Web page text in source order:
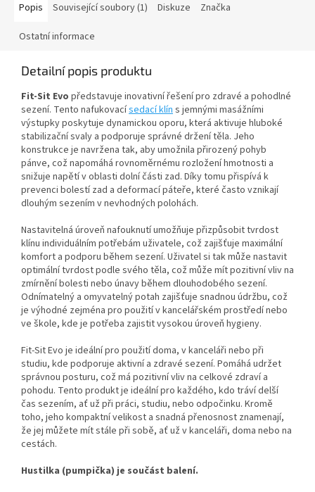
Popis Související soubory (1) Diskuze Značka
Ostatní informace
Detailní popis produktu
Fit-Sit Evo představuje inovativní řešení pro zdravé a pohodlné
sezení. Tento nafukovacísedací klíns jemnými masážními
výstupky poskytuje dynamickou oporu, která aktivuje hluboké
stabilizační svaly a podporuje správné držení těla. Jeho
konstrukce je navržena tak, aby umožnila přirozený pohyb
pánve, což napomáhá rovnoměrnému rozložení hmotnosti a
snižuje napětí v oblasti dolní části zad. Díky tomu přispívá k
prevenci bolestí zad a deformací páteře, které často vznikají
dlouhým sezením v nevhodných polohách.
Nastavitelná úroveň nafouknutí umožňuje přizpůsobit tvrdost
klínu individuálním potřebám uživatele, což zajišťuje maximální
komfort a podporu během sezení. Uživatel si tak může nastavit
optimální tvrdost podle svého těla, což může mít pozitivní vliv na
zmírnění bolesti nebo únavy během dlouhodobého sezení.
Odnímatelný a omyvatelný potah zajišťuje snadnou údržbu, což
je výhodné zejména pro použití v kancelářském prostředí nebo
ve škole, kde je potřeba zajistit vysokou úroveň hygieny.
Fit-Sit Evo je ideální pro použití doma, v kanceláři nebo při
studiu, kde podporuje aktivní a zdravé sezení. Pomáhá udržet
správnou posturu, což má pozitivní vliv na celkové zdraví a
pohodu. Tento produkt je ideální pro každého, kdo tráví delší
čas sezením, ať už při práci, studiu, nebo odpočinku. Kromě
toho, jeho kompaktní velikost a snadná přenosnost znamenají,
že jej můžete mít stále při sobě, ať už v kanceláři, doma nebo na
cestách.
Hustilka (pumpička) je součást balení.